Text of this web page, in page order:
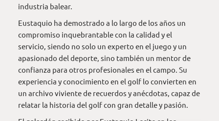
industria balear.
Eustaquio ha demostrado a lo largo de los años un
compromiso inquebrantable con la calidad y el
servicio, siendo no solo un experto en el juego y un
apasionado del deporte, sino también un mentor de
confianza para otros profesionales en el campo. Su
experiencia y conocimiento en el golf lo convierten en
un archivo viviente de recuerdos y anécdotas, capaz de
relatar la historia del golf con gran detalle y pasión.